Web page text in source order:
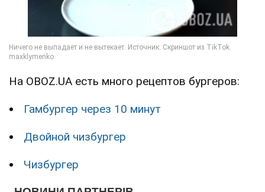
На OBOZ.UA есть много рецептов бургеров:
Гамбургер через 10 минут
Двойной чизбургер
Чизбургер